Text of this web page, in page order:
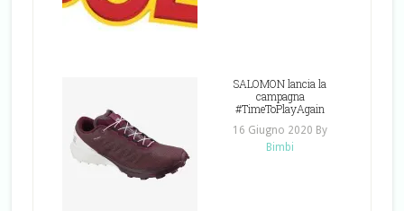
SALOMON lancia la
campagna
#TimeToPlayAgain
16 Giugno 2020 By
Bimbi